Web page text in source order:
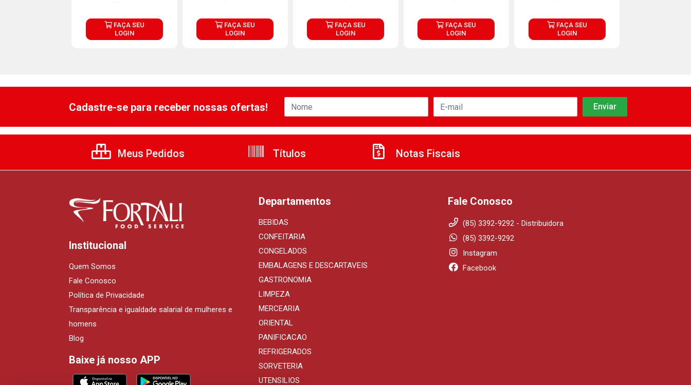
FAÇA SEU
LOGIN
FAÇA SEU
LOGIN
FAÇA SEU
LOGIN
FAÇA SEU
LOGIN
FAÇA SEU
LOGIN
Cadastre-se para receber nossas ofertas!
Meus Pedidos Títulos Notas Fiscais
Institucional
Quem Somos
Fale Conosco
Política de Privacidade
Transparência e igualdade salarial de mulheres e
homens
Blog
Baixe já nosso APP
Departamentos
BEBIDAS
CONFEITARIA
CONGELADOS
EMBALAGENS E DESCARTAVEIS
GASTRONOMIA
LIMPEZA
MERCEARIA
ORIENTAL
PANIFICACAO
REFRIGERADOS
SORVETERIA
UTENSILIOS
Fale Conosco
(85) 3392-9292 - Distribuidora
(85) 3392-9292
Instagram
Facebook